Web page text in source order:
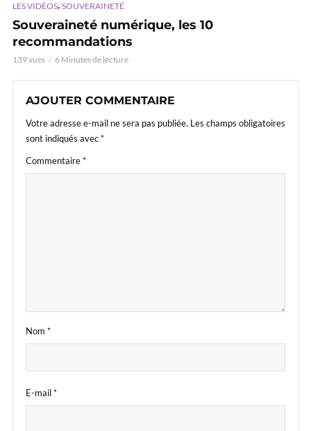
LES VIDÉOS, SOUVERAINETÉ
Souveraineté numérique, les 10
recommandations
139 vues 6 Minutes de lecture
AJOUTER COMMENTAIRE
Votre adresse e-mail ne sera pas publiée. Les champs obligatoires
sont indiqués avec*
Commentaire*
Nom *
E-mail*